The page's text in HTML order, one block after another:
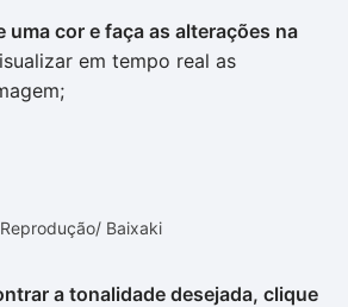
uma cor e faça as alterações na
em tempo real as
Reprodução/ Baixaki
a tonalidade desejada, clique